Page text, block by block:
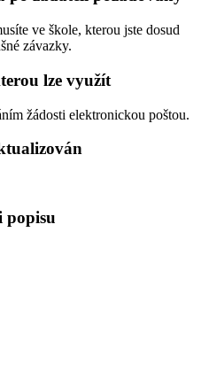
ve škole, kterou jste dosud
závazky.
lze využít
žádosti elektronickou poštou.
popisu